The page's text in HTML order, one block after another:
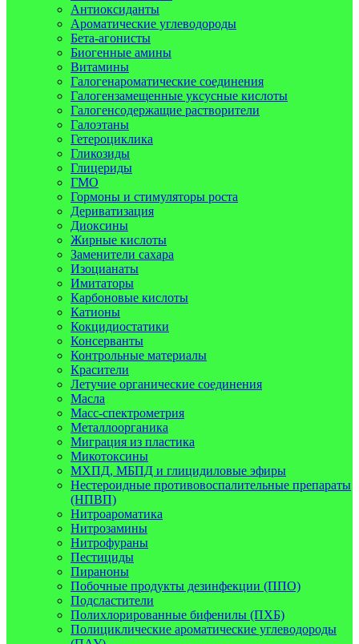
Антиоксиданты
Ароматические углеводороды
Бета-агонисты
Биогенные амины
Витамины
Галогенароматические соединения
Галогензамещенные уксусные кислоты
Галогенсодержащие растворители
Галоэтаны
Гетероциклика
Гликозиды
Глицериды
ГМО
Гормоны и стимуляторы роста
Дериватизация
Диоксины
Жирные кислоты
Заменители сахара
Изоцианаты
Имитаторы
Карбоновые кислоты
Катионы
Кокцидиостатики
Консерванты
Контрольные материалы
Красители
Летучие органические соединения
Масла
Масс-спектрометрия
Металлоорганика
Миграция из пластика
Микотоксины
МХПД, МБПД и глицидиловые эфиры
Нестероидные противовоспалительные препараты
(НПВП)
Нитроароматика
Нитрозамины
Нитрофураны
Пестициды
Пираноны
Побочные продукты дезинфекции (ППО)
Подсластители
Полихлорированные бифенилы (ПХБ)
Полициклические ароматические углеводороды